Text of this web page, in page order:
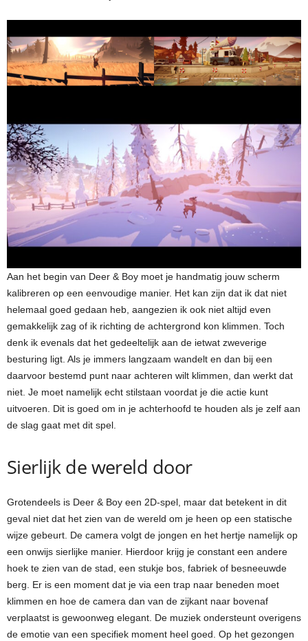
Aan het begin van Deer & Boy moet je handmatig jouw scherm
kalibreren op een eenvoudige manier. Het kan zijn dat ik dat niet
helemaal goed gedaan heb, aangezien ik ook niet altijd even
gemakkelijk zag of ik richting de achtergrond kon klimmen. Toch
denk ik evenals dat het gedeeltelijk aan de ietwat zweverige
besturing ligt. Als je immers langzaam wandelt en dan bij een
daarvoor bestemd punt naar achteren wilt klimmen, dan werkt dat
niet. Je moet namelijk echt stilstaan voordat je die actie kunt
uitvoeren. Dit is goed om in je achterhoofd te houden als je zelf aan
de slag gaat met dit spel.
Sierlijk de wereld door
Grotendeels is Deer & Boy een 2D-spel, maar dat betekent in dit
geval niet dat het zien van de wereld om je heen op een statische
wijze gebeurt. De camera volgt de jongen en het hertje namelijk op
een onwijs sierlijke manier. Hierdoor krijg je constant een andere
hoek te zien van de stad, een stukje bos, fabriek of besneeuwde
berg. Er is een moment dat je via een trap naar beneden moet
klimmen en hoe de camera dan van de zijkant naar bovenaf
verplaatst is gewoonweg elegant. De muziek ondersteunt overigens
de emotie van een specifiek moment heel goed. Op het gezongen